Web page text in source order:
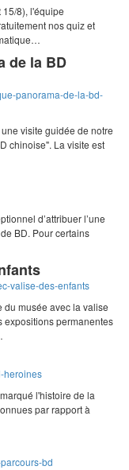
8), l'équipe
nos quiz et
de la BD
panorama-de-la-bd-
visite guidée de notre
chinoise". La visite est
d’attribuer l’une
BD. Pour certains
valise-des-enfants
du musée avec la valise
expositions permanentes
heroines
l'histoire de la
par rapport à
bd